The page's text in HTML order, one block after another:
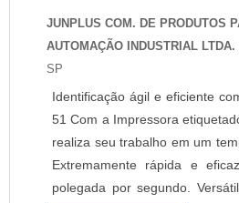
JUNPLUS COM. DE PRODUTOS
AUTOMAÇÃO INDUSTRIAL LTDA.
SP
Identificação ágil e eficiente
51 Com a Impressora
realiza seu trabalho em um
Extremamente rápida e
polegada por segundo.